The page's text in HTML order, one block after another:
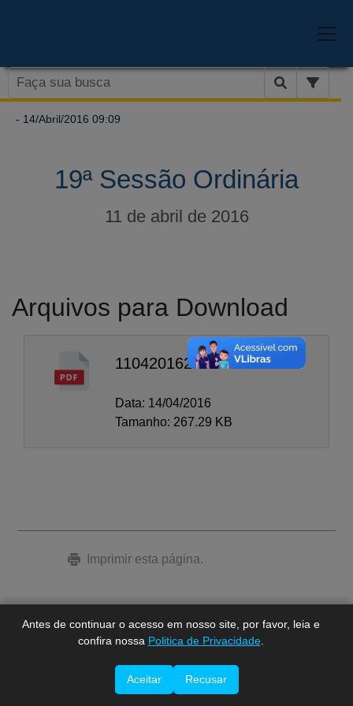
Antes de continuar o acesso em nosso site, por favor, leia e
confira nossa Politica de Privacidade.
Aceitar Recusar
- 14/Abril/2016 09:09
19ª Sessão Ordinária
11 de abril de 2016
Arquivos para Download
110420162
Data: 14/04/2016
Tamanho: 267.29 KB
Imprimir esta página.